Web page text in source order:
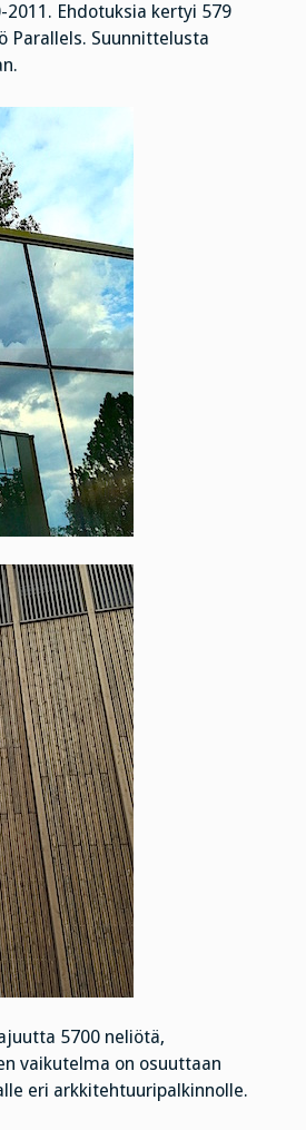
Ehdotuksia kertyi 579
Parallels. Suunnittelusta
5700 neliötä,
vaikutelma on osuuttaan
eri arkkitehtuuripalkinnolle.